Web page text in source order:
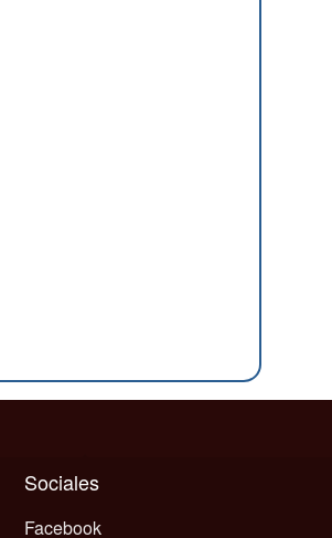
Sociales
Facebook